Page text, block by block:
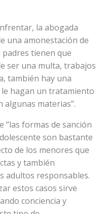
la abogada
una amonestación de
padres tienen que
ser una multa, trabajos
también hay una
le hagan un tratamiento
materias’’.
formas de sanción
son bastante
de los menores que
y también
adultos responsables.
estos casos sirve
conciencia y